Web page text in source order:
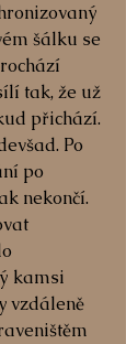
šálku se
tak, že už
přichází.
Po
po
nekončí.
kamsi
vzdáleně